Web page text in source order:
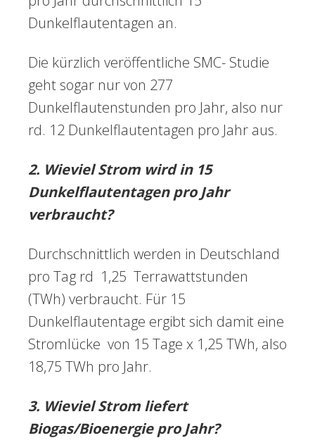
Dunkelflautentagen an.
Die kürzlich veröffentliche SMC- Studie
geht sogar nur von 277
Dunkelflautenstunden pro Jahr, also nur
rd. 12 Dunkelflautentagen pro Jahr aus.
2. Wieviel Strom wird in 15
Dunkelflautentagen pro Jahr
verbraucht?
Durchschnittlich werden in Deutschland
pro Tag rd 1,25 Terrawattstunden
(TWh) verbraucht. Für 15
Dunkelflautentage ergibt sich damit eine
Stromlücke von 15 Tage x 1,25 TWh, also
18,75 TWh pro Jahr.
3. Wieviel Strom liefert
Biogas/Bioenergie pro Jahr?